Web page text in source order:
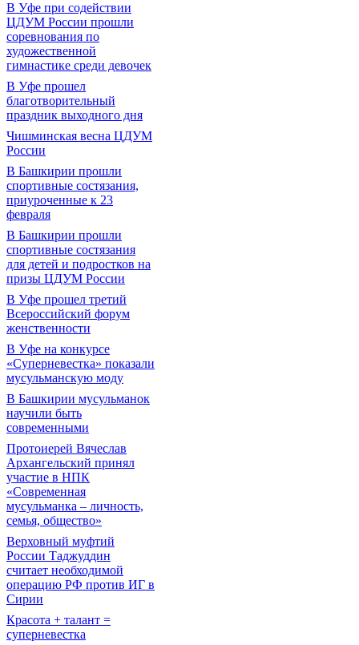
В Уфе при содействии
ЦДУМ России прошли
соревнования по
художественной
гимнастике среди девочек
В Уфе прошел
благотворительный
праздник выходного дня
Чишминская весна ЦДУМ
России
В Башкирии прошли
спортивные состязания,
приуроченные к 23
февраля
В Башкирии прошли
спортивные состязания
для детей и подростков на
призы ЦДУМ России
В Уфе прошел третий
Всероссийский форум
женственности
В Уфе на конкурсе
«Суперневестка» показали
мусульманскую моду
В Башкирии мусульманок
научили быть
современными
Протоиерей Вячеслав
Архангельский принял
участие в НПК
«Современная
мусульманка – личность,
семья, общество»
Верховный муфтий
России Таджуддин
считает необходимой
операцию РФ против ИГ в
Сирии
Красота + талант =
суперневестка